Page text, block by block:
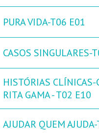
PURA VIDA-T06 E01
CASOS SINGULARES-
HISTÓRIAS CLÍNICAS-
RITA GAMA - T02 E10
AJUDAR QUEM